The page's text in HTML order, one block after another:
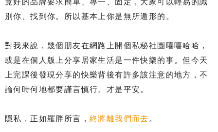
別你、找到你。所以基本上你是無所遁形的。
對我來說，幾個朋友在網路上開個私秘社團嘻嘻哈哈，
或是在個人版上分享居家生活是一件快樂的事。但今天
上完課後發現分享的快樂背後有許多該注意的地方，不
論何時何地都要謹言慎行。才是平安。
隱私，正如羅胖所言， 終將離我們而去 。